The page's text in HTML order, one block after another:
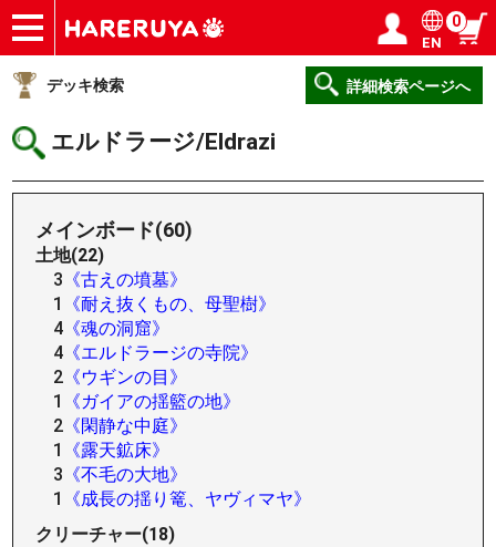
ショップ
買取
記事
デッキ検索
デッキ構築
選手一覧
店舗一覧
イベント
ヘルプ
お問い合わせ ログイン／会員登録
EN
0
デッキ検索 詳細検索ページへ
エルドラージ/Eldrazi
メインボード(60)
土地(22)
3 《古えの墳墓》
1
《耐え抜くもの、母聖樹》
4 《魂の洞窟》
4 《エルドラージの寺院》
2 《ウギンの目》
1
《ガイアの揺籃の地》
2 《閑静な中庭》
1
《露天鉱床》
3 《不毛の大地》
1
《成長の揺り篭、ヤヴィマヤ》
クリーチャー(18)